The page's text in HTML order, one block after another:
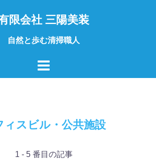
限会社 三陽美装
自然と歩む清掃職人
ィスビル・公共施設
1 - 5 番目の記事